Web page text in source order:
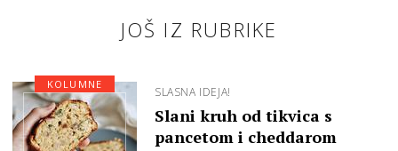
JOŠ IZ RUBRIKE
SLASNA IDEJA!
Slani kruh od tikvica s
pancetom i cheddarom
KOLUMNE